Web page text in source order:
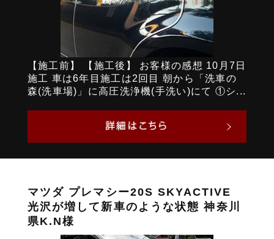
【施工前】 【施工後】 お客様の感想 10月7日
施工 車は6年目施工は2回目 朝から「洗車の
森(洗車場)」に高圧洗浄機(手洗い)にて ①シ...
マツダ プレマシー20S SKYACTIVE
光沢が増して新車のような状態 神奈川
県K.N様